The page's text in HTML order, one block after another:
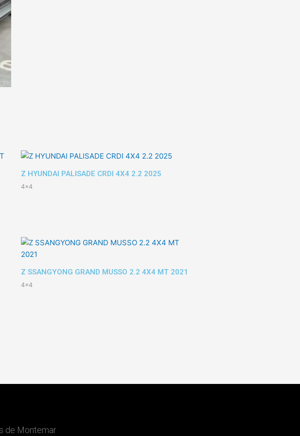
Z HYUNDAI PALISADE CRDI 4X4 2.2 2025
4x4
Z SSANGYONG GRAND MUSSO 2.2 4X4 MT 2021
4x4
de Montemar